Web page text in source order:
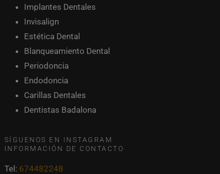
Implantes Dentales
Invisalign
Estética Dental
Blanqueamiento Dental
Periodoncia
Endodoncia
Carillas Dentales
Dentistas Badalona
SÍGUENOS EN INSTAGRAM
INFORMACIÓN DE CONTACTO
Tel: 674482248